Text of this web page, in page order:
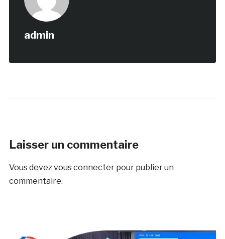
admin
Laisser un commentaire
Vous devez vous connecterpour publier un
commentaire.